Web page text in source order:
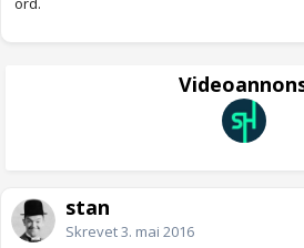
stan
Skrevet3. mai 2016